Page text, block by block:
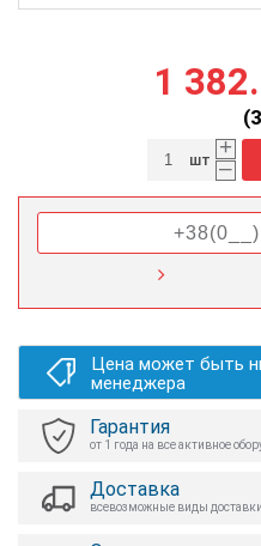
1
(
+
–
шт
Цена может быть
менеджера
Гарантия
от 1 года на все активное
Доставка
всевозможные виды доставки